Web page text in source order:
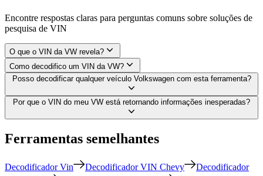
Encontre respostas claras para perguntas comuns sobre soluções de
pesquisa de VIN
O que o VIN da VW revela?
Como decodifico um VIN da VW?
Posso decodificar qualquer veículo Volkswagen com esta ferramenta?
Por que o VIN do meu VW está retornando informações inesperadas?
Ferramentas semelhantes
Decodificador Vin Decodificador VIN Chevy
Decodificador